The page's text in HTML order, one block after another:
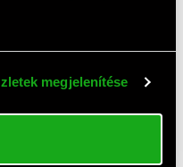
megjelenítése
PRO WORLD földelt